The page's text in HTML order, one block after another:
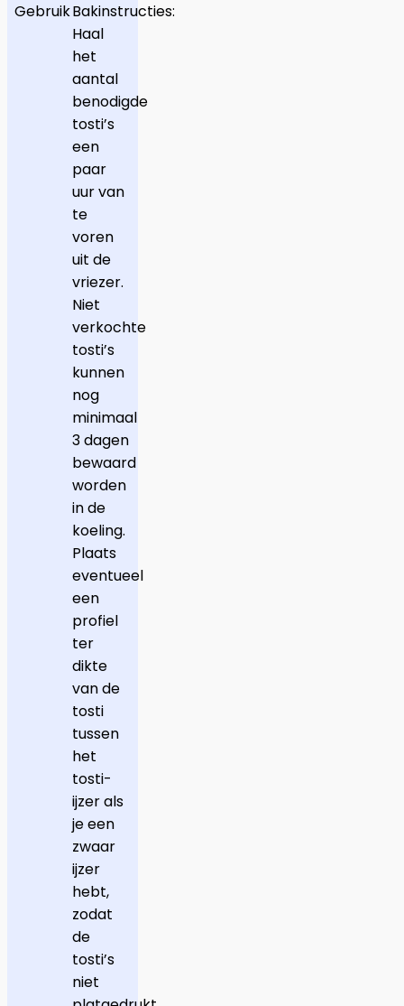
GebruikBakinstructies:
Haal
het
aantal
benodigde
tosti’s
een
paar
uur van
te
voren
uit de
vriezer.
Niet
verkochte
tosti’s
kunnen
nog
minimaal
3 dagen
bewaard
worden
in de
koeling.
Plaats
eventueel
een
profiel
ter
dikte
van de
tosti
tussen
het
tosti-
ijzer als
je een
zwaar
ijzer
hebt,
zodat
de
tosti’s
niet